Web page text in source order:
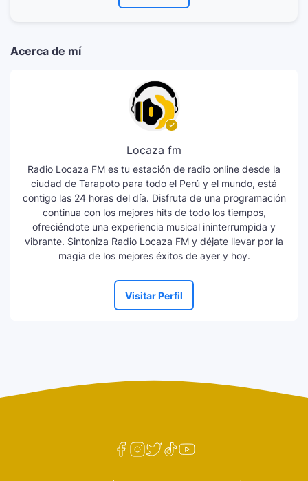
Acerca de mí
Locaza fm
Radio Locaza FM es tu estación de radio online desde la
ciudad de Tarapoto para todo el Perú y el mundo, está
contigo las 24 horas del día. Disfruta de una programación
continua con los mejores hits de todo los tiempos,
ofreciéndote una experiencia musical ininterrumpida y
vibrante. Sintoniza Radio Locaza FM y déjate llevar por la
magia de los mejores éxitos de ayer y hoy.
Visitar Perfil